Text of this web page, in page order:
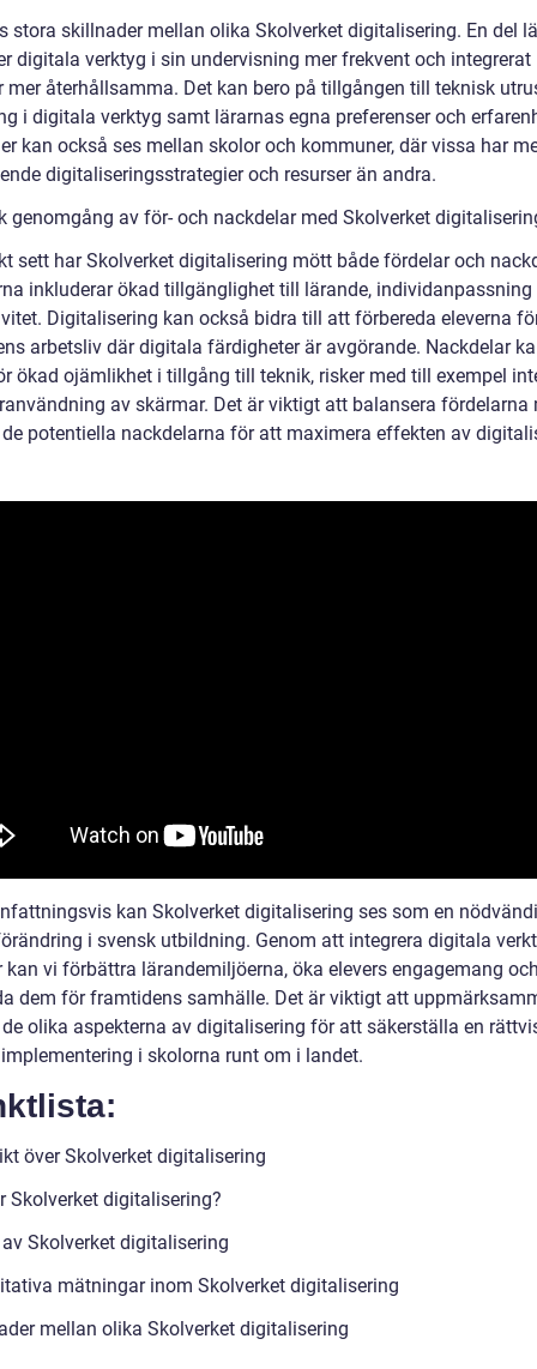
stora skillnader mellan olika Skolverket digitalisering. En del
digitala verktyg i sin undervisning mer frekvent och integrerat
mer återhållsamma. Det kan bero på tillgången till teknisk
i digitala verktyg samt lärarnas egna preferenser och
kan också ses mellan skolor och kommuner, där vissa har
digitaliseringsstrategier och resurser än andra.
genomgång av för- och nackdelar med Skolverket
sett har Skolverket digitalisering mött både fördelar och
inkluderar ökad tillgänglighet till lärande, individanpassning
Digitalisering kan också bidra till att förbereda eleverna
arbetsliv där digitala färdigheter är avgörande. Nackdelar
ökad ojämlikhet i tillgång till teknik, risker med till exempel
av skärmar. Det är viktigt att balansera fördelarna
potentiella nackdelarna för att maximera effekten av
kan Skolverket digitalisering ses som en
i svensk utbildning. Genom att integrera digitala
kan vi förbättra lärandemiljöerna, öka elevers engagemang
dem för framtidens samhälle. Det är viktigt att
olika aspekterna av digitalisering för att säkerställa en
i skolorna runt om i landet.
över Skolverket digitalisering
Skolverket digitalisering?
Skolverket digitalisering
mätningar inom Skolverket digitalisering
mellan olika Skolverket digitalisering